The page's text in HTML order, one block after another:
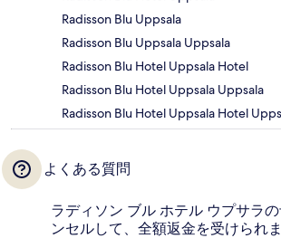
Radisson Blu Uppsala
Radisson Blu Uppsala Uppsala
Radisson Blu Hotel Uppsala Hotel
Radisson Blu Hotel Uppsala Uppsala
Radisson Blu Hotel Uppsala Hotel
よくある質問
ラディソン ブル ホテル ウプサラ
ンセルして、全額返金を受けられ